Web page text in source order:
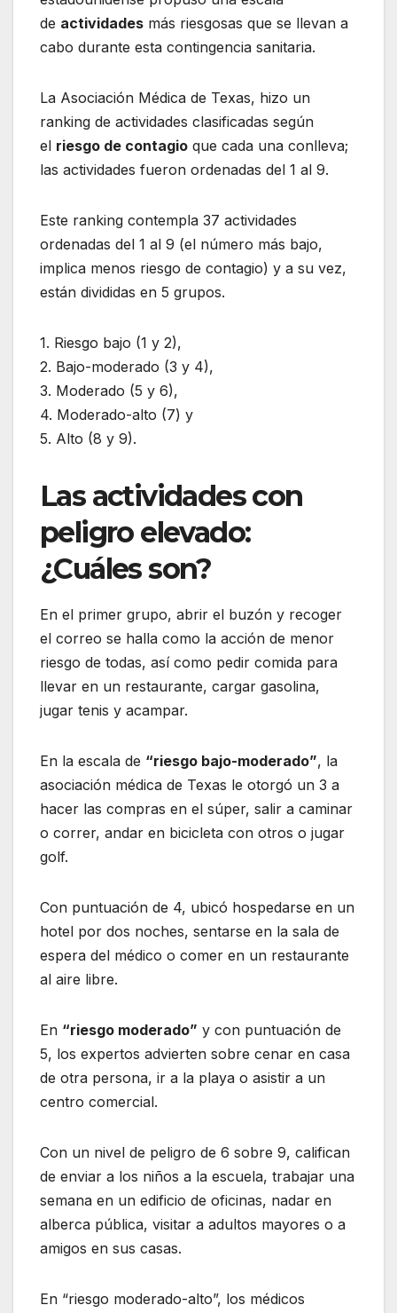
de actividades más riesgosas que se llevan a
cabo durante esta contingencia sanitaria.
La Asociación Médica de Texas, hizo un
ranking de actividades clasificadas según
el riesgo de contagio que cada una conlleva;
las actividades fueron ordenadas del 1 al 9.
Este ranking contempla 37 actividades
ordenadas del 1 al 9 (el número más bajo,
implica menos riesgo de contagio) y a su vez,
están divididas en 5 grupos.
1. Riesgo bajo (1 y 2),
2. Bajo-moderado (3 y 4),
3. Moderado (5 y 6),
4. Moderado-alto (7) y
5. Alto (8 y 9).
Las actividades con
peligro elevado:
¿Cuáles son?
En el primer grupo, abrir el buzón y recoger
el correo se halla como la acción de menor
riesgo de todas, así como pedir comida para
llevar en un restaurante, cargar gasolina,
jugar tenis y acampar.
En la escala de “riesgo bajo-moderado”, la
asociación médica de Texas le otorgó un 3 a
hacer las compras en el súper, salir a caminar
o correr, andar en bicicleta con otros o jugar
golf.
Con puntuación de 4, ubicó hospedarse en un
hotel por dos noches, sentarse en la sala de
espera del médico o comer en un restaurante
al aire libre.
En “riesgo moderado” y con puntuación de
5, los expertos advierten sobre cenar en casa
de otra persona, ir a la playa o asistir a un
centro comercial.
Con un nivel de peligro de 6 sobre 9, califican
de enviar a los niños a la escuela, trabajar una
semana en un edificio de oficinas, nadar en
alberca pública, visitar a adultos mayores o a
amigos en sus casas.
En “riesgo moderado-alto”, los médicos